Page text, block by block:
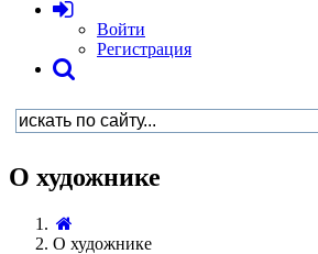
Войти
Регистрация
О художнике
О художнике